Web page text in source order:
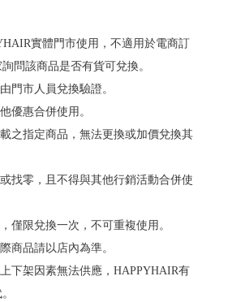
實體門市使用，不適用於電商訂
問該商品是否有貨可兌換。
門市人員兌換驗證。
優惠合併使用。
之指定商品，無法更換或加價兌換其
找零，且不得與其他行銷活動合併使
僅限兌換一次，不可重複使用。
商品請以店內為準。
下架因素無法供應，HAPPYHAIR有